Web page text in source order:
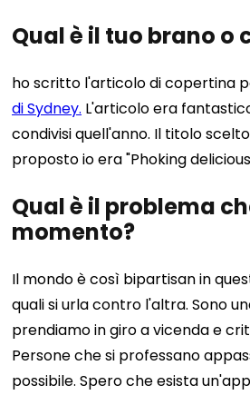
Qual è il tuo brano o
ho scritto l'articolo di copertina
di Sydney. L'articolo era
condivisi quell'anno. Il titolo
proposto io era "Phoking
Qual è il problema
momento?
Il mondo è così bipartisan in
quali si urla contro l'altra. Sono
prendiamo in giro a vicenda e
Persone che si professano
possibile. Spero che esista